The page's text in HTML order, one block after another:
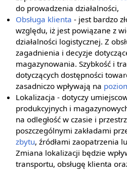
do prowadzenia działalności,
Obsługa klienta - jest bardzo
względu, iż jest powiązane z
działalności logistycznej. Z
zagadnienia i decyzje
magazynowania. Szybkość i
dotyczących dostępności
zasadniczo wpływają na
Lokalizacja - dotyczy
produkcyjnych i
na odległość w czasie i
poszczególnymi zakładami
zbytu, źródłami zaopatrzenia
Zmiana lokalizacji będzie
transportu, obsługę klienta